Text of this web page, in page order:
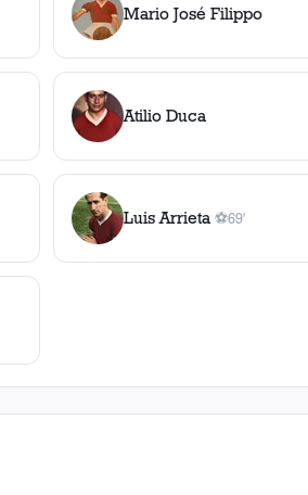
Mario José Filippo
Atilio Duca
Luis Arrieta ⚽
1gol
69'